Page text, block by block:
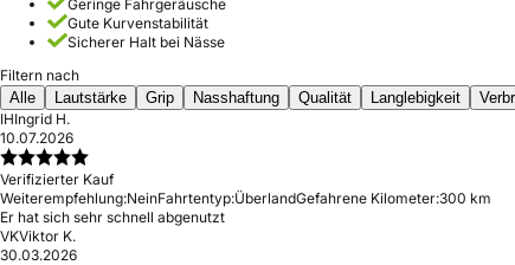
Geringe Fahrgeräusche
Gute Kurvenstabilität
Sicherer Halt bei Nässe
Filtern nach
Alle
Lautstärke Grip Nasshaftung Qualität Langlebigkeit
IHIngrid H.
10.07.2026
Verifizierter Kauf
Weiterempfehlung:NeinFahrtentyp:ÜberlandGefahrene Kilometer:300 km
Er hat sich sehr schnell abgenutzt
VKViktor K.
30.03.2026